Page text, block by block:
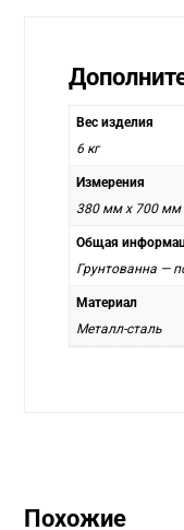
Вес изделия
6 кг
Измерения
380 мм х 700 мм
Общая
Грунтованна —
Материал
Металл-сталь
Похожие